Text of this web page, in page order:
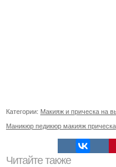
Категории: Макияж и прическа на
Маникюр педикюр макияж прическа
Читайте также